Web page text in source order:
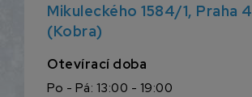
Mikuleckého 1584/1, Praha 4
(Kobra)
Otevírací doba
Po - Pá: 13:00 - 19:00